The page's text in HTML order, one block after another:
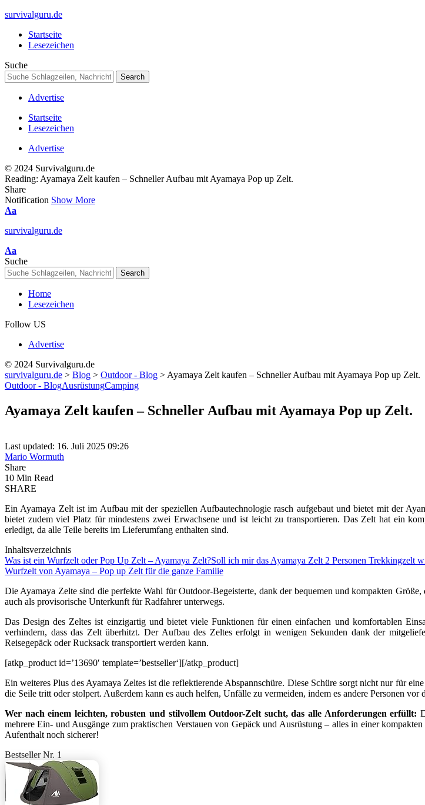
survivalguru.de
Startseite
Lesezeichen
Suche
Advertise
Startseite
Lesezeichen
Advertise
© 2024 Survivalguru.de
Reading: Ayamaya Zelt kaufen – Schneller Aufbau mit Ayamaya Pop up Zelt.
Share
Notification Show More
Font
Aa
survivalguru.de
Font
Resizer
Aa
Suche
Home
Lesezeichen
Follow US
Advertise
© 2024 Survivalguru.de
survivalguru.de > Blog > Outdoor - Blog > Ayamaya Zelt kaufen – Schneller Aufbau mit Ayamaya Pop up Zelt.
Outdoor - BlogAusrüstungCamping
Ayamaya Zelt kaufen – Schneller Aufbau mit Ayamaya Pop up Zelt.
Last updated: 16. Juli 2025 09:26
Mario Wormuth
Share
10 Min Read
SHARE
Ein Ayamaya Zelt ist im Aufbau mit der speziellen Aufbautechnologie rasch aufgebaut und bietet mit der
bietet zudem viel Platz für mindestens zwei Erwachsene und ist leicht zu transportieren. Das Zelt hat ein
erledigt, da alle Teile bereits im Lieferumfang enthalten sind.
Inhaltsverzeichnis
Was ist ein Wurfzelt oder Pop Up Zelt – Ayamaya Zelt?Soll ich mir das Ayamaya Zelt 2 Personen Trekkingzelt
Wurfzelt von Ayamaya – Pop up Zelt für die ganze Familie
Die Ayamaya Zelte sind die perfekte Wahl für Outdoor-Begeisterte, dank der bequemen und kompakten
auch als provisorische Unterkunft für Radfahrer unterwegs.
Das Design des Zeltes ist einzigartig und bietet viele Funktionen für einen einfachen und komfortablen
verhindern, dass das Zelt überhitzt. Der Aufbau des Zeltes erfolgt in wenigen Sekunden dank der
Reisegepäck oder Rucksack transportiert werden kann.
[atkp_product id=’13690′ template=’bestseller‘][/atkp_product]
Ein weiteres Plus des Ayamaya Zeltes ist die reflektierende Abspannschüre. Diese Schüre sorgt nicht nur für
die Seile tritt oder stolpert. Außerdem kann es auch helfen, Unfälle zu vermeiden, indem es andere Personen vor
Wer nach einem leichten, robusten und stilvollem Outdoor-Zelt sucht, das alle Anforderungen erfüllt:
mehrere Ein- und Ausgänge zum praktischen Verstauen von Gepäck und Ausrüstung – alles in einer
Aufenthalt noch sicherer!
Bestseller Nr. 1